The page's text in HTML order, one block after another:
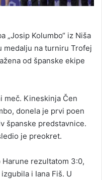
„Josip Kolumbo“ iz Niša
medalju na turniru Trofej
od španske ekipe
meč. Kineskinja Čen
donela je prvi poen
španske predstavnice.
je preokret.
rezultatom 3:0,
i Iana Fiš. U